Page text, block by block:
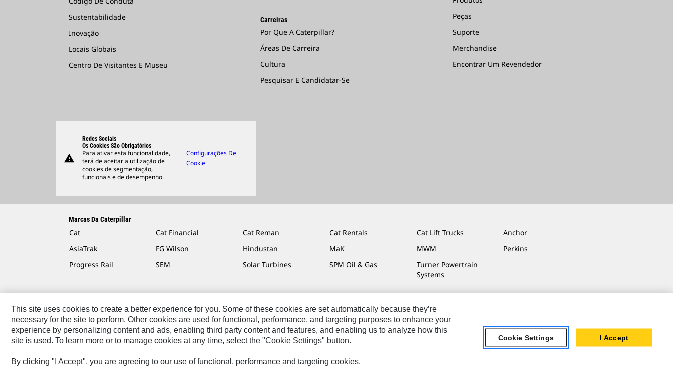
Sustentabilidade
Inovação
Locais Globais
Centro De Visitantes E Museu
Carreiras
Por Que A Caterpillar?
Áreas De Carreira
Cultura
Pesquisar E Candidatar-Se
Peças
Suporte
Merchandise
Encontrar Um Revendedor
warning
Redes Sociais
Os Cookies São Obrigatórios
Para ativar esta funcionalidade,
terá de aceitar a utilização de
cookies de segmentação,
funcionais e de desempenho.
Configurações De
Cookie
Marcas Da Caterpillar
Cat Cat Financial Cat Reman Cat Rentals Cat Lift Trucks
Anchor
AsiaTrak
FG Wilson Hindustan MaK MWM
Perkins
Progress Rail
SEM Solar Turbines SPM Oil & Gas
Turner Powertrain
Systems
Fale Conosco Mapa Do Local Cookie Settings Termos De Uso Privacidade Cat.com
Caterpillar © 2026. Todos os direitos reservados.
This site uses cookies to create a better experience for you. Some of these cookies are set automatically because they’re
necessary for the site to perform. Other cookies are used for functional, performance, and targeting purposes to enhance your
experience by personalizing content and ads, enabling third party content and features, and enabling us to analyze how this
site is used. To learn more or to manage cookies at any time, select the "Cookie Settings" button.
By clicking "I Accept", you are agreeing to our use of functional, performance and targeting cookies.
Cookie Settings I Accept